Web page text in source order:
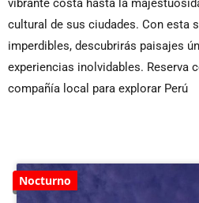
vibrante costa hasta la
cultural de sus ciudades. Con esta
imperdibles, descubrirás paisajes
experiencias inolvidables. Reserva
compañía local para explorar Perú
Nocturno